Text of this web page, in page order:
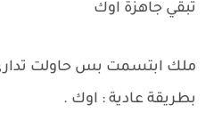
تبقي جاهزة اوك
ملك ابتسمت بس حاولت
بطريقة عادية : اوك .